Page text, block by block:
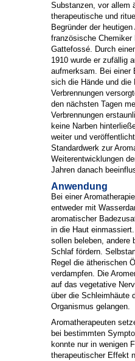
Substanzen, vor allem
therapeutische und
Begründer der
französische Chemiker
Gattefossé. Durch
1910 wurde er zufällig
aufmerksam. Bei einer
sich die Hände und die
Verbrennungen
den nächsten Tagen
Verbrennungen
keine Narben
weiter und
Standardwerk zur
Weiterentwicklungen
Jahren danach
Anwendung
Bei einer
entweder mit
aromatischer
in die Haut
sollen beleben, andere
Schlaf fördern.
Regel die ätherischen
verdampfen. Die
auf das vegetative
über die Schleimhäute
Organismus gelangen.
Aromatherapeuten
bei bestimmten
konnte nur in wenigen
therapeutischer Effekt